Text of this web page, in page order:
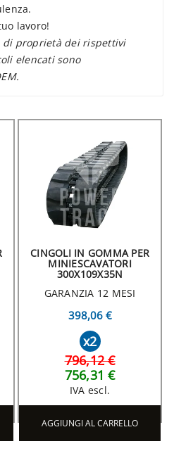
lavoro!
proprietà dei rispettivi
elencati sono
CINGOLI IN GOMMA PER
MINIESCAVATORI
300X109X35N
GARANZIA 12 MESI
398,06 €
x2
796,12 €
756,31 €
IVA escl.
AGGIUNGI AL CARRELLO